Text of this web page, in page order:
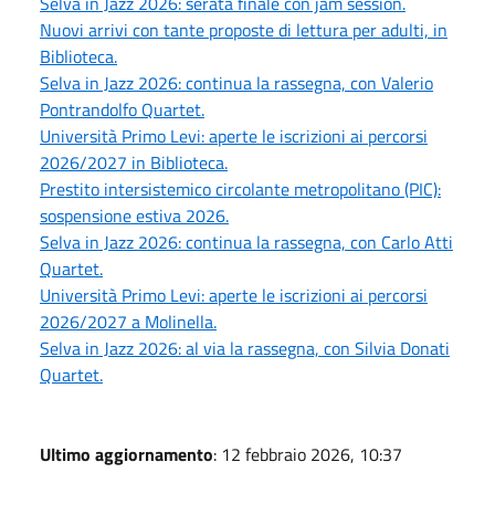
Nuovi arrivi con tante proposte di lettura per adulti, in
Biblioteca.
Selva in Jazz 2026: continua la rassegna, con Valerio
Pontrandolfo Quartet.
Università Primo Levi: aperte le iscrizioni ai percorsi
2026/2027 in Biblioteca.
Prestito intersistemico circolante metropolitano (PIC):
sospensione estiva 2026.
Selva in Jazz 2026: continua la rassegna, con Carlo Atti
Quartet.
Università Primo Levi: aperte le iscrizioni ai percorsi
2026/2027 a Molinella.
Selva in Jazz 2026: al via la rassegna, con Silvia Donati
Quartet.
Ultimo aggiornamento: 12 febbraio 2026, 10:37